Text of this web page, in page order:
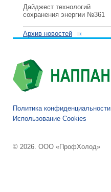
Дайджест технологий
сохранения энергии №361
Архив новостей
Политика конфиденциальности
Использование Cookies
© 2026. ООО «ПрофХолод»